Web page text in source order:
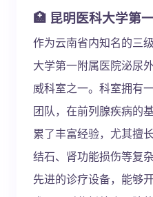
🏥 昆明医科大学第
作为云南省内知名的三
大学第一附属医院泌尿
威科室之一。科室拥有
团队，在前列腺疾病的
累了丰富经验，尤其擅
结石、肾功能损伤等复
先进的诊疗设备，能够